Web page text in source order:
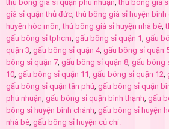
thú bông giá sỉ quận phú nhuận ,thú bông giá
giá sỉ quận thủ đức ,thú bông giá sỉ huyện bình
huyện hóc môn ,thú bông giá sỉ huyện nhà bè ,
gấu bông sỉ tphcm gấu bông sỉ quận 1 gấu
quận 3 gấu bông sỉ quận 4, gấu bông sỉ quận
bông sỉ quận 7 gấu bông sỉ quận 8 gấu bông
10 gấu bông sỉ quận 11 gấu bông sỉ quận 12
gấu bông sỉ quận tân phú gấu bông sỉ quận
phú nhuận gấu bông sỉ quận bình thạnh gấu
bông sỉ huyện bình chánh gấu bông sỉ huyện
nhà bè gấu bông sỉ huyện củ chi.